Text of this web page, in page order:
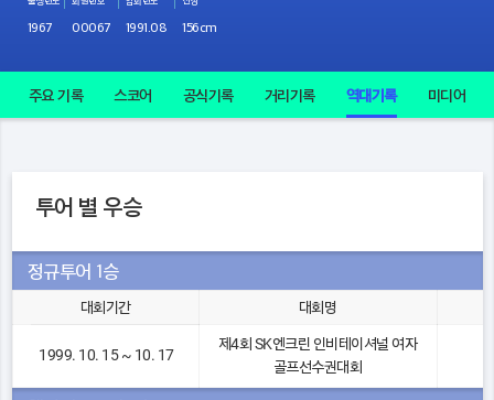
1967 00067 1991.08 156cm
주요 기록 스코어 공식기록 거리기록 역대기록 미디어
투어 별 우승
정규투어 1승
대회기간 대회명
1999. 10. 15 ~ 10. 17
제4회 SK엔크린 인비테이셔널 여자
골프선수권대회